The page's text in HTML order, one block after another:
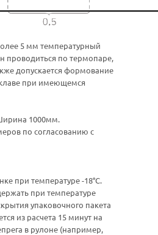
5 мм температурный
по термопаре,
допускается формование
при имеющемся
1000мм.
по согласованию с
при температуре -18°C.
при температуре
упаковочного пакета
из расчета 15 минут на
в рулоне (например,